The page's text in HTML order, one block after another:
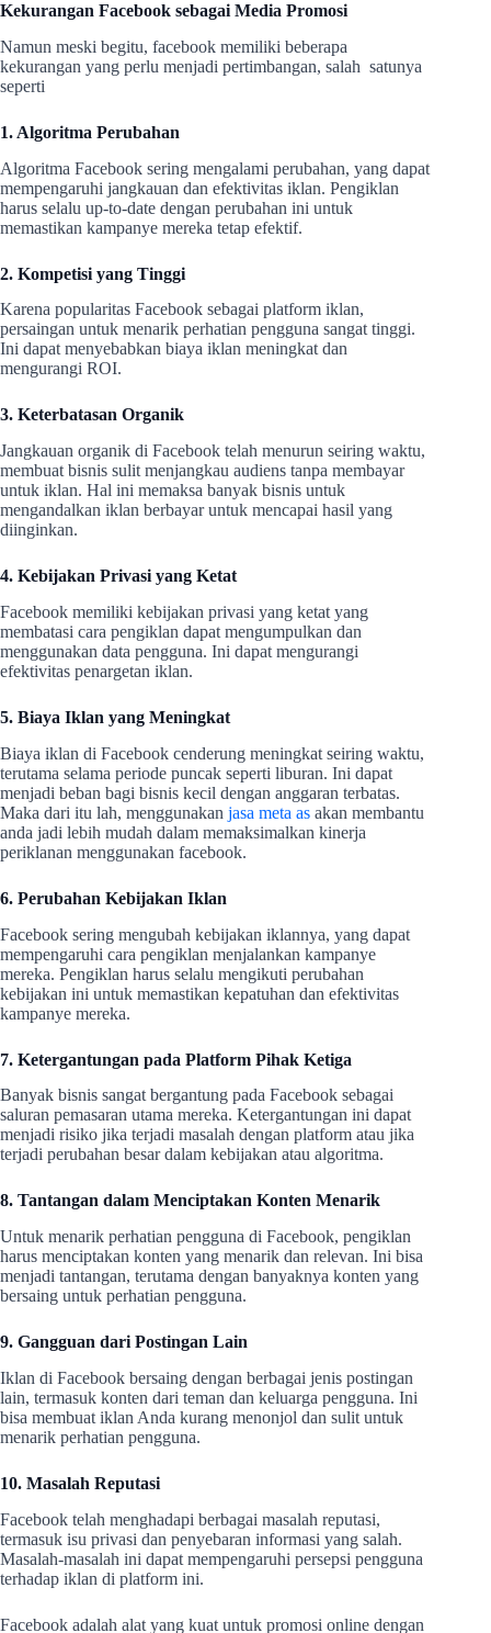
Kekurangan Facebook sebagai Media Promosi
Namun meski begitu, facebook memiliki beberapa
kekurangan yang perlu menjadi pertimbangan, salah satunya
seperti
1. Algoritma Perubahan
Algoritma Facebook sering mengalami perubahan, yang dapat
mempengaruhi jangkauan dan efektivitas iklan. Pengiklan
harus selalu up-to-date dengan perubahan ini untuk
memastikan kampanye mereka tetap efektif.
2. Kompetisi yang Tinggi
Karena popularitas Facebook sebagai platform iklan,
persaingan untuk menarik perhatian pengguna sangat tinggi.
Ini dapat menyebabkan biaya iklan meningkat dan
mengurangi ROI.
3. Keterbatasan Organik
Jangkauan organik di Facebook telah menurun seiring waktu,
membuat bisnis sulit menjangkau audiens tanpa membayar
untuk iklan. Hal ini memaksa banyak bisnis untuk
mengandalkan iklan berbayar untuk mencapai hasil yang
diinginkan.
4. Kebijakan Privasi yang Ketat
Facebook memiliki kebijakan privasi yang ketat yang
membatasi cara pengiklan dapat mengumpulkan dan
menggunakan data pengguna. Ini dapat mengurangi
efektivitas penargetan iklan.
5. Biaya Iklan yang Meningkat
Biaya iklan di Facebook cenderung meningkat seiring waktu,
terutama selama periode puncak seperti liburan. Ini dapat
menjadi beban bagi bisnis kecil dengan anggaran terbatas.
Maka dari itu lah, menggunakan jasa meta as akan membantu
anda jadi lebih mudah dalam memaksimalkan kinerja
periklanan menggunakan facebook.
6. Perubahan Kebijakan Iklan
Facebook sering mengubah kebijakan iklannya, yang dapat
mempengaruhi cara pengiklan menjalankan kampanye
mereka. Pengiklan harus selalu mengikuti perubahan
kebijakan ini untuk memastikan kepatuhan dan efektivitas
kampanye mereka.
7. Ketergantungan pada Platform Pihak Ketiga
Banyak bisnis sangat bergantung pada Facebook sebagai
saluran pemasaran utama mereka. Ketergantungan ini dapat
menjadi risiko jika terjadi masalah dengan platform atau jika
terjadi perubahan besar dalam kebijakan atau algoritma.
8. Tantangan dalam Menciptakan Konten Menarik
Untuk menarik perhatian pengguna di Facebook, pengiklan
harus menciptakan konten yang menarik dan relevan. Ini bisa
menjadi tantangan, terutama dengan banyaknya konten yang
bersaing untuk perhatian pengguna.
9. Gangguan dari Postingan Lain
Iklan di Facebook bersaing dengan berbagai jenis postingan
lain, termasuk konten dari teman dan keluarga pengguna. Ini
bisa membuat iklan Anda kurang menonjol dan sulit untuk
menarik perhatian pengguna.
10. Masalah Reputasi
Facebook telah menghadapi berbagai masalah reputasi,
termasuk isu privasi dan penyebaran informasi yang salah.
Masalah-masalah ini dapat mempengaruhi persepsi pengguna
terhadap iklan di platform ini.
Facebook adalah alat yang kuat untuk promosi online dengan